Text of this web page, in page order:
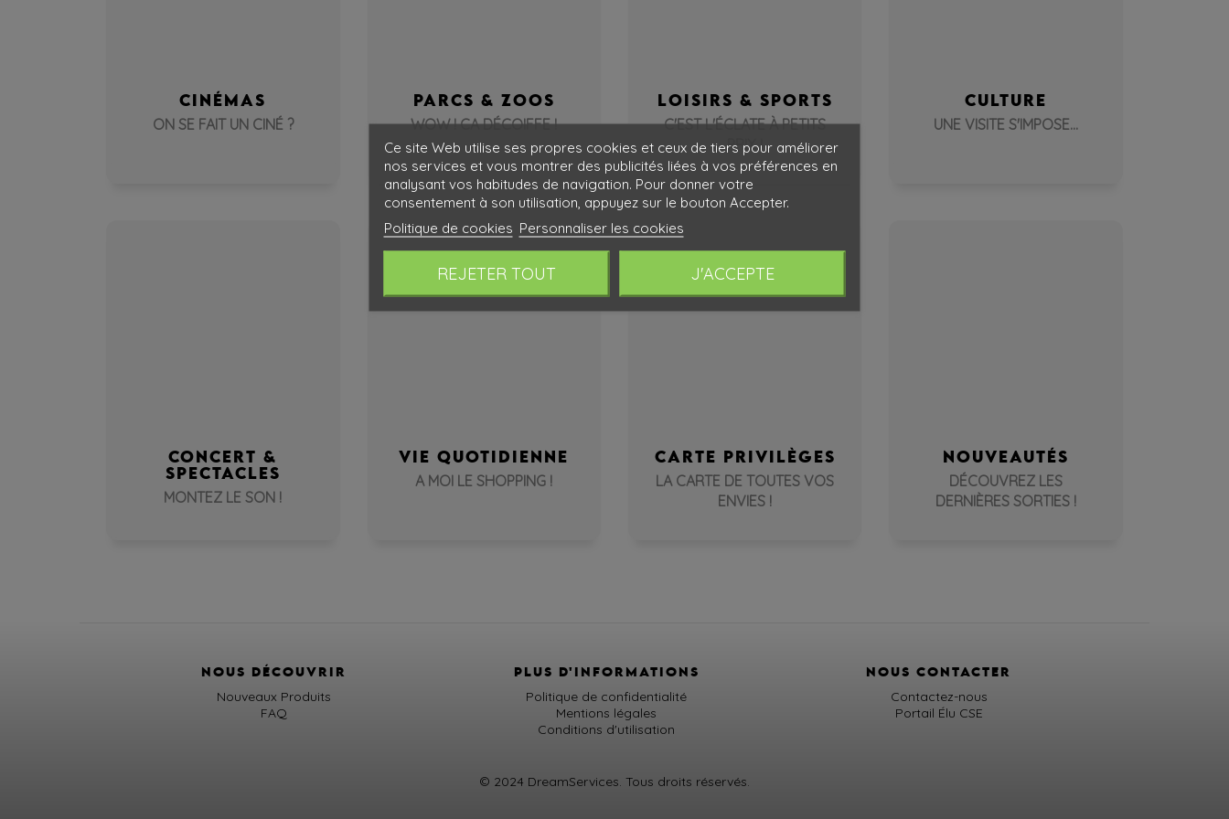
CINÉMAS
ON SE FAIT UN CINÉ ?
PARCS & ZOOS
WOW ! CA DÉCOIFFE !
LOISIRS & SPORTS
C'EST L'ÉCLATE À PETITS
PRIX !
CULTURE
UNE VISITE S'IMPOSE...
CONCERT &
SPECTACLES
MONTEZ LE SON !
VIE QUOTIDIENNE
A MOI LE SHOPPING !
CARTE PRIVILÈGES
LA CARTE DE TOUTES VOS
ENVIES !
NOUVEAUTÉS
DÉCOUVREZ LES
DERNIÈRES SORTIES !
NOUS DÉCOUVRIR
Nouveaux Produits
FAQ
PLUS D'INFORMATIONS
Politique de confidentialité
Mentions légales
Conditions d'utilisation
NOUS CONTACTER
Contactez-nous
Portail Élu CSE
© 2024 DreamServices. Tous droits réservés.
Ce site Web utilise ses propres cookies et ceux de tiers pour améliorer
nos services et vous montrer des publicités liées à vos préférences en
analysant vos habitudes de navigation. Pour donner votre
consentement à son utilisation, appuyez sur le bouton Accepter.
Politique de cookies Personnaliser les cookies
REJETER TOUT J'ACCEPTE